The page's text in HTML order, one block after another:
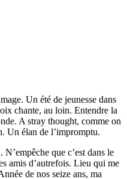
Un été de jeunesse dans
chante, au loin. Entendre la
A stray thought, comme on
Un élan de l’impromptu.
que c’est dans le
amis d’autrefois. Lieu qui me
de nos seize ans, ma